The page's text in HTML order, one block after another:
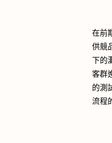
在前
供競
下的
客群
的測
流程